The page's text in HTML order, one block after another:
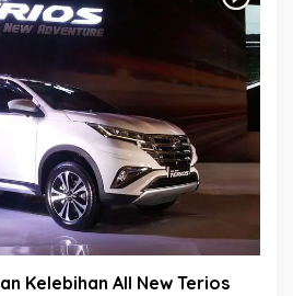
Kelebihan All New Terios